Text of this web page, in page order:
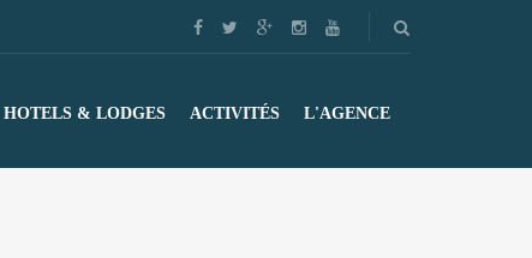
HOTELS & LODGES ACTIVITÉS L'AGENCE